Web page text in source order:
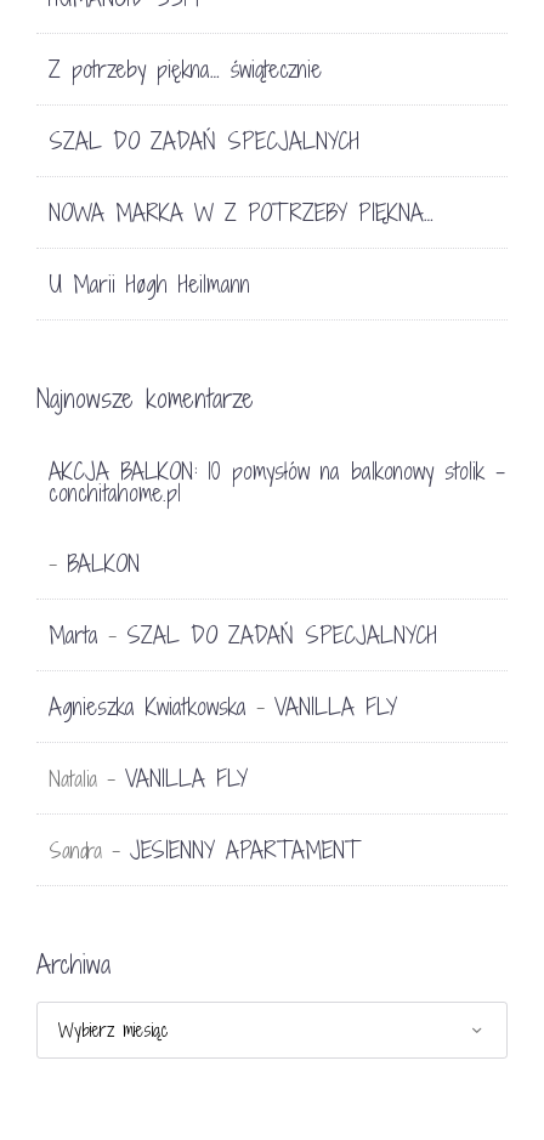
Z potrzeby piękna… świątecznie
SZAL DO ZADAŃ SPECJALNYCH
NOWA MARKA W Z POTRZEBY PIĘKNA…
U Marii Høgh Heilmann
Najnowsze komentarze
AKCJA BALKON: 10 pomysłów na balkonowy stolik -
conchitahome.pl
- BALKON
Marta - SZAL DO ZADAŃ SPECJALNYCH
Agnieszka Kwiatkowska - VANILLA FLY
Natalia - VANILLA FLY
Sandra - JESIENNY APARTAMENT
Archiwa